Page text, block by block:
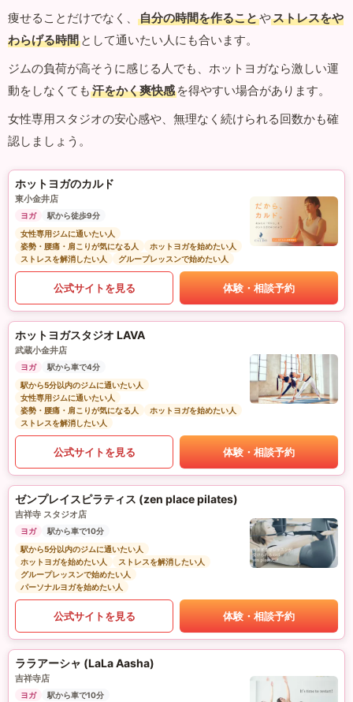
痩せることだけでなく、
自分の時間を作ることやストレスをや
わらげる時間 として通いたい人にも合います。
ジムの負荷が高そうに感じる人でも、ホットヨガなら激しい運
動をしなくても 汗をかく爽快感 を得やすい場合があります。
女性専用スタジオの安心感や、無理なく続けられる回数かも確
認しましょう。
ホットヨガのカルド
東小金井店
ヨガ
駅から徒歩9分
女性専用ジムに通いたい人
姿勢・腰痛・肩こりが気になる人
ホットヨガを始めたい人
ストレスを解消したい人
グループレッスンで始めたい人
公式サイトを見る 体験・相談予約
ホットヨガスタジオ LAVA
武蔵小金井店
ヨガ
駅から車で4分
駅から5分以内のジムに通いたい人
女性専用ジムに通いたい人
姿勢・腰痛・肩こりが気になる人
ホットヨガを始めたい人
ストレスを解消したい人
公式サイトを見る 体験・相談予約
ゼンプレイスピラティス (zen place pilates)
吉祥寺 スタジオ店
ヨガ
駅から車で10分
駅から5分以内のジムに通いたい人
ホットヨガを始めたい人
ストレスを解消したい人
グループレッスンで始めたい人
パーソナルヨガを始めたい人
公式サイトを見る 体験・相談予約
ララアーシャ (LaLa Aasha)
吉祥寺店
ヨガ 駅から車で10分